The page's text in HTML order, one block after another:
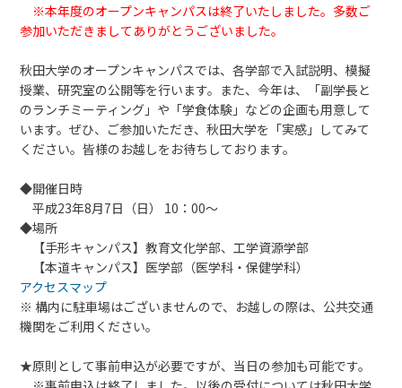
※本年度のオープンキャンパスは終了いたしました。多数ご
参加いただきましてありがとうございました。
秋田大学のオープンキャンパスでは、各学部で入試説明、模擬
授業、研究室の公開等を行います。また、今年は、「副学長と
のランチミーティング」や「学食体験」などの企画も用意して
います。ぜひ、ご参加いただき、秋田大学を「実感」してみて
ください。皆様のお越しをお待ちしております。
◆開催日時
平成23年8月7日（日） 10：00～
◆場所
【手形キャンパス】教育文化学部、工学資源学部
【本道キャンパス】医学部（医学科・保健学科）
アクセスマップ
※ 構内に駐車場はございませんので、お越しの際は、公共交通
機関をご利用ください。
★原則として事前申込が必要ですが、当日の参加も可能です。